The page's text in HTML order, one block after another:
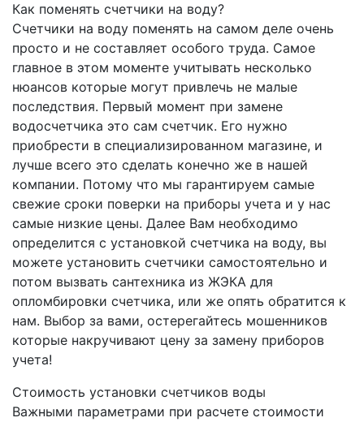
Как поменять счетчики на воду?
Счетчики на воду поменять на самом деле очень
просто и не составляет особого труда. Самое
главное в этом моменте учитывать несколько
нюансов которые могут привлечь не малые
последствия. Первый момент при замене
водосчетчика это сам счетчик. Его нужно
приобрести в специализированном магазине, и
лучше всего это сделать конечно же в нашей
компании. Потому что мы гарантируем самые
свежие сроки поверки на приборы учета и у нас
самые низкие цены. Далее Вам необходимо
определится с установкой счетчика на воду, вы
можете установить счетчики самостоятельно и
потом вызвать сантехника из ЖЭКА для
опломбировки счетчика, или же опять обратится к
нам. Выбор за вами, остерегайтесь мошенников
которые накручивают цену за замену приборов
учета!
Стоимость установки счетчиков воды
Важными параметрами при расчете стоимости